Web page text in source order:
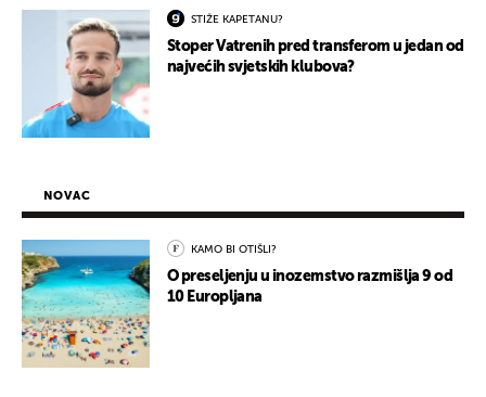
STIŽE KAPETANU?
Stoper Vatrenih pred transferom u jedan od
najvećih svjetskih klubova?
NOVAC
KAMO BI OTIŠLI?
O preseljenju u inozemstvo razmišlja 9 od
10 Europljana